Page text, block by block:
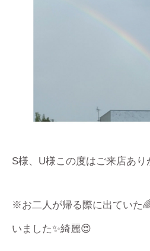
S様、U様この度はご来店あり
※お二人が帰る際に出ていた
いました✨綺麗😍